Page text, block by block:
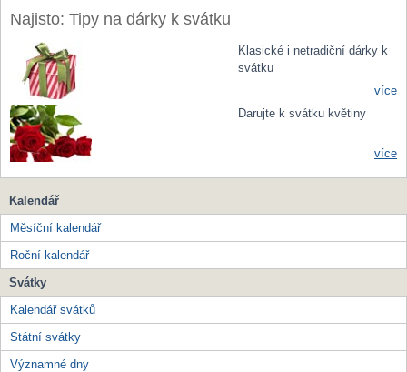
Najisto: Tipy na dárky k svátku
Klasické i netradiční dárky k
svátku
více
Darujte k svátku květiny
více
Kalendář
Měsíční kalendář
Roční kalendář
Svátky
Kalendář svátků
Státní svátky
Významné dny